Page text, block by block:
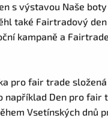
s výstavou Naše
také Fairtradový
kampaně a
pro fair trade
například Den pro fair
Vsetínských dnů